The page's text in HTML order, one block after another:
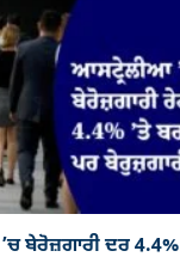
ਬੇਰੋਜ਼ਗਾਰੀ ਦਰ 4.4%